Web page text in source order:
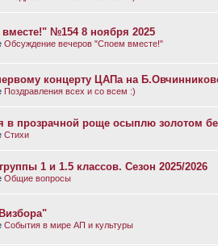
№154 8 ноября 2025
Обсуждение вечеров "Споем вместе!"
концерту ЦАПа на
Поздравления всех и со всем :)
в прозрачной роще осыплю золотом
Стихи
1 и 1.5 классов. Сезон 2025/2026
Общие вопросы
События в мире АП и культуры